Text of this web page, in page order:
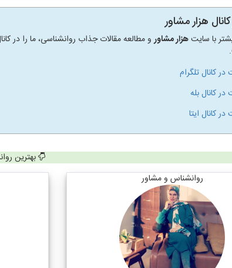
هزار مشاور
با سایتهزار مشاورو مطالعه مقالات جذاب روانشناسی، ما را در
کانال تلگرام
کانال بله
کانال ایتا
بهترین
روانشناس و مشاور